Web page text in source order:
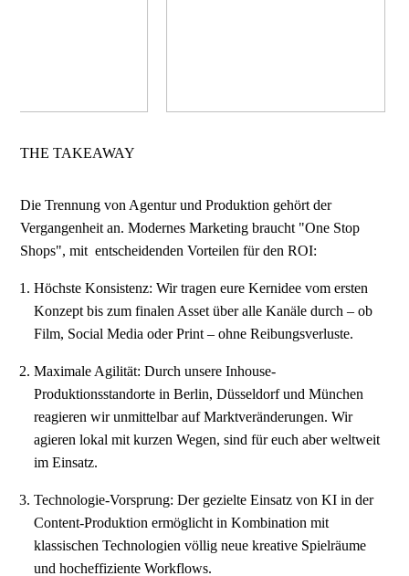
THE TAKEAWAY
Die Trennung von Agentur und Produktion gehört der
Vergangenheit an. Modernes Marketing braucht "One Stop
Shops", mit entscheidenden Vorteilen für den ROI:
Höchste Konsistenz: Wir tragen eure Kernidee vom ersten
Konzept bis zum finalen Asset über alle Kanäle durch – ob
Film, Social Media oder Print – ohne Reibungsverluste.
Maximale Agilität: Durch unsere Inhouse-
Produktionsstandorte in Berlin, Düsseldorf und München
reagieren wir unmittelbar auf Marktveränderungen. Wir
agieren lokal mit kurzen Wegen, sind für euch aber weltweit
im Einsatz.
Technologie-Vorsprung: Der gezielte Einsatz von KI in der
Content-Produktion ermöglicht in Kombination mit
klassischen Technologien völlig neue kreative Spielräume
und hocheffiziente Workflows.